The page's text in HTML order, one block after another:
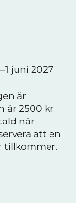
juni 2027
är
är 2500 kr
när
att en
tillkommer.